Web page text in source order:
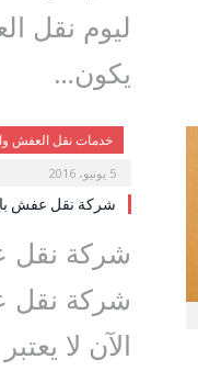
ليوم نقل
يكون…
خدمات نقل العفش
5 يونيو، 2016
شركة نقل عفش بالرياض
شركة نقل
شركة نقل
الآن لا